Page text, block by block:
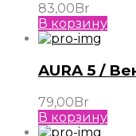
83,00Br
В корзину
AURA 5 /
79,00Br
В корзину